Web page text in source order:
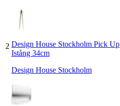
2 Design House Stockholm Pick Up
Istång 34cm
Design House Stockholm